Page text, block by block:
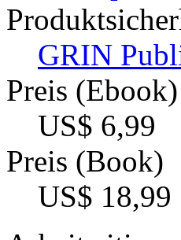
GRIN
Preis (Ebook)
US$ 6,99
Preis (Book)
US$ 18,99